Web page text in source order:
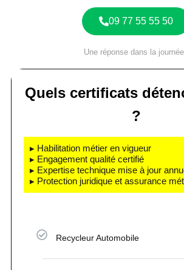
09 77 55 55 50
Une réponse dans la
Quels certificats
?
▸ Habilitation métier en vigueur
▸ Engagement qualité certifié
▸ Expertise technique mise à jour
▸ Protection juridique et assurance
Recycleur Automobile